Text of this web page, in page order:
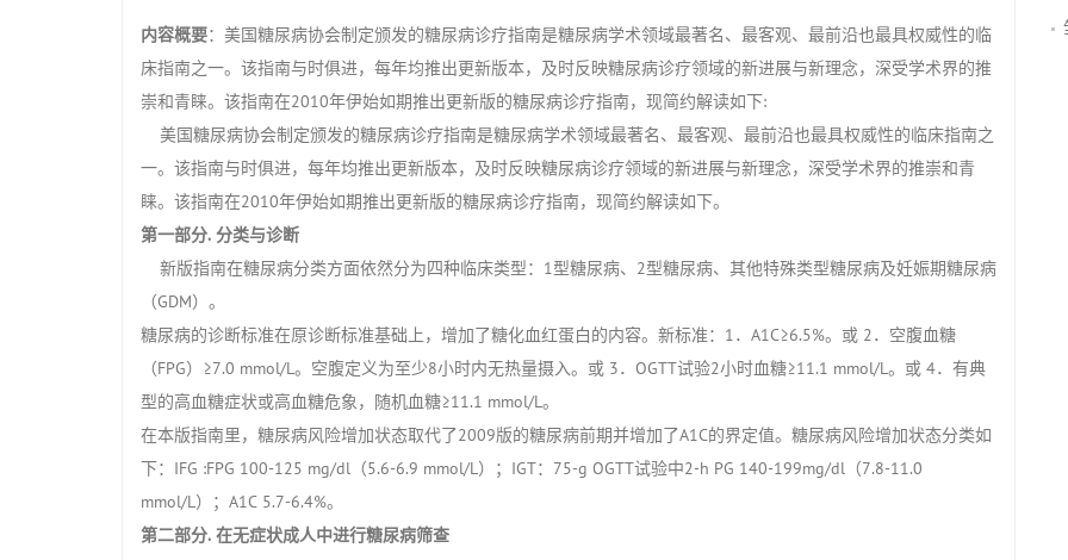
内容概要：美国糖尿病协会制定颁发的糖尿病诊疗指南是糖尿病学术领域最著名、最客观、最前沿也最具权威性的临
床指南之一。该指南与时俱进，每年均推出更新版本，及时反映糖尿病诊疗领域的新进展与新理念，深受学术界的推
崇和青睐。该指南在2010年伊始如期推出更新版的糖尿病诊疗指南，现简约解读如下:
美国糖尿病协会制定颁发的糖尿病诊疗指南是糖尿病学术领域最著名、最客观、最前沿也最具权威性的临床指南之
一。该指南与时俱进，每年均推出更新版本，及时反映糖尿病诊疗领域的新进展与新理念，深受学术界的推崇和青
睐。该指南在2010年伊始如期推出更新版的糖尿病诊疗指南，现简约解读如下。
第一部分. 分类与诊断
新版指南在糖尿病分类方面依然分为四种临床类型：1型糖尿病、2型糖尿病、其他特殊类型糖尿病及妊娠期糖尿病
（GDM）。
糖尿病的诊断标准在原诊断标准基础上，增加了糖化血红蛋白的内容。新标准：1．A1C≥6.5%。或 2．空腹血糖
（FPG）≥7.0 mmol/L。空腹定义为至少8小时内无热量摄入。或 3．OGTT试验2小时血糖≥11.1 mmol/L。或 4．有典
型的高血糖症状或高血糖危象，随机血糖≥11.1 mmol/L。
在本版指南里，糖尿病风险增加状态取代了2009版的糖尿病前期并增加了A1C的界定值。糖尿病风险增加状态分类如
下：IFG :FPG 100-125 mg/dl（5.6-6.9 mmol/L）；IGT：75-g OGTT试验中2-h PG 140-199mg/dl（7.8-11.0
mmol/L）；A1C 5.7-6.4%。
第二部分. 在无症状成人中进行糖尿病筛查